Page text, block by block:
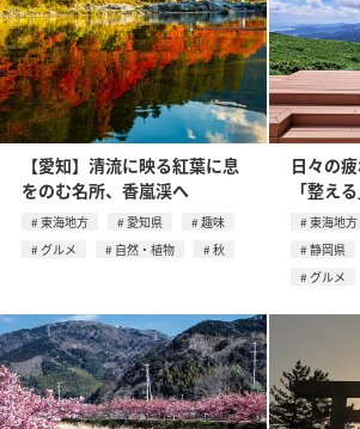
【愛知】清流に映る紅葉に息
をのむ名所、⾹嵐渓へ
東海地方 愛知県
趣味
グルメ
自然・植物 秋
日々の
「整え
東海地方
静岡県
グルメ